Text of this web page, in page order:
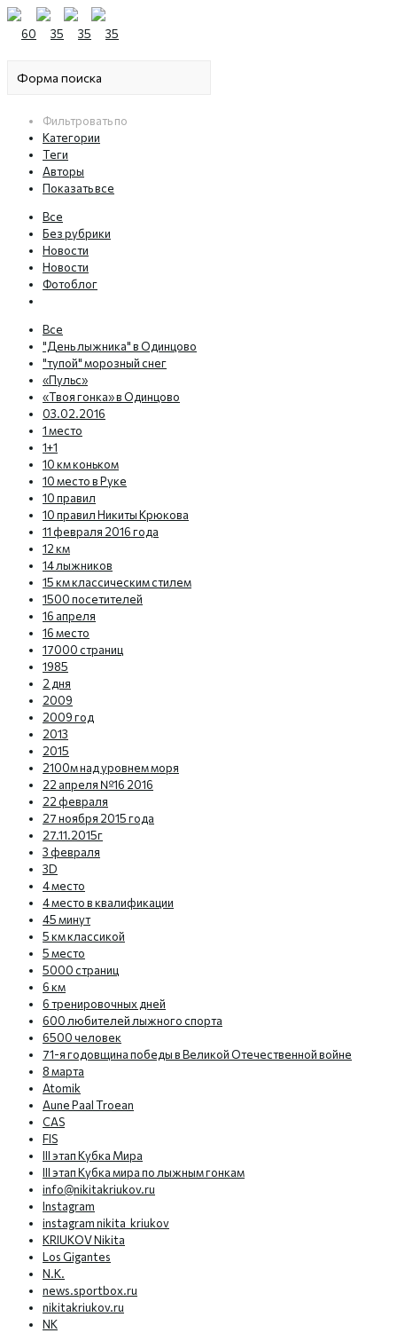
Фильтровать по
Категории
Теги
Авторы
Показать все
Все
Без рубрики
Новости
Новости
Фотоблог
Все
"День лыжника" в Одинцово
"тупой" морозный снег
«Пульс»
«Твоя гонка» в Одинцово
03.02.2016
1 место
1+1
10 км коньком
10 место в Руке
10 правил
10 правил Никиты Крюкова
11 февраля 2016 года
12 км
14 лыжников
15 км классическим стилем
1500 посетителей
16 апреля
16 место
17000 страниц
1985
2 дня
2009
2009 год
2013
2015
2100м над уровнем моря
22 апреля №16 2016
22 февраля
27 ноября 2015 года
27.11.2015г
3 февраля
3D
4 место
4 место в квалификации
45 минут
5 км классикой
5 место
5000 страниц
6 км
6 тренировочных дней
600 любителей лыжного спорта
6500 человек
71-я годовщина победы в Великой Отечественной войне
8 марта
Atomik
Aune Paal Troean
CAS
FIS
III этап Кубка Мира
III этап Кубка мира по лыжным гонкам
info@nikitakriukov.ru
Instagram
instagram nikita_kriukov
KRIUKOV Nikita
Los Gigantes
N.K.
news.sportbox.ru
nikitakriukov.ru
NK